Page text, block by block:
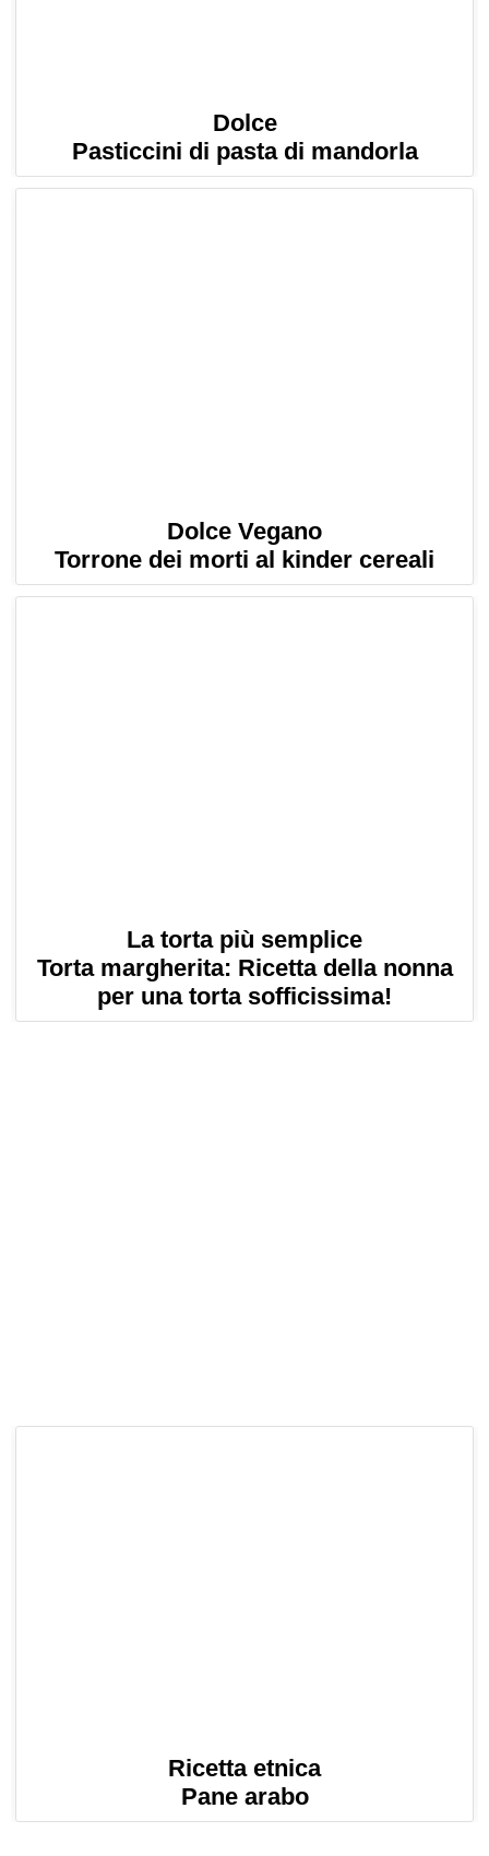
Dolce
Pasticcini di pasta di mandorla
Dolce Vegano
Torrone dei morti al kinder cereali
La torta più semplice
Torta margherita: Ricetta della nonna
per una torta sofficissima!
Ricetta etnica
Pane arabo